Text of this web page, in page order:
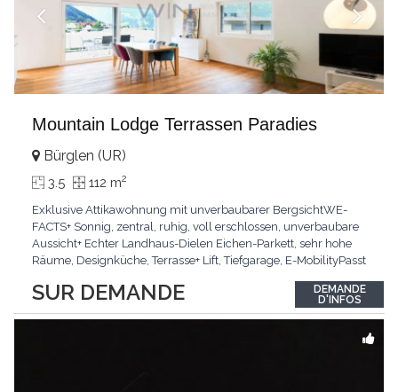
Mountain Lodge Terrassen Paradies
SUR DEMANDE
Bürglen (UR)
3.5 112 m2
Exklusive Attikawohnung mit unverbaubarer BergsichtWE-
FACTS+ Sonnig, zentral, ruhig, voll erschlossen, unverbaubare
Aussicht+ Echter Landhaus-Dielen Eichen-Parkett, sehr hohe
Räume, Designküche, Terrasse+ Lift, Tiefgarage, E-MobilityPasst
ArchitekturKLARTEXT: Grosszügig, sonnig und kompromisslos
hochwertig mit Logenplatz.Interessiert?...
DEMANDE
D'INFOS